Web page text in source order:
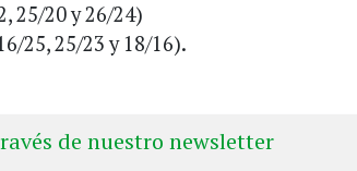
25/20 y 26/24)
25, 25/23 y 18/16).
de nuestro newsletter